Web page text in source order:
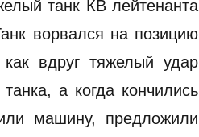
танк КВ лейтенанта
ворвался на позицию
вдруг тяжелый удар
а когда кончились
машину, предложили